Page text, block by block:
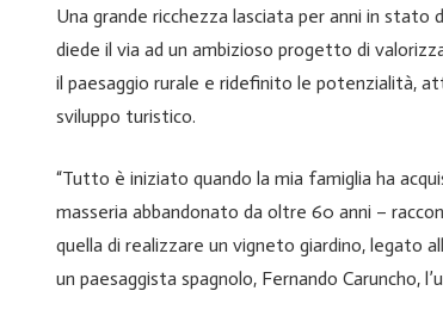
Una grande ricchezza lasciata per anni in
diede il via ad un ambizioso progetto di
il paesaggio rurale e ridefinito le potenzialità,
sviluppo turistico.
“Tutto è iniziato quando la mia famiglia ha
masseria abbandonato da oltre 60 anni –
quella di realizzare un vigneto giardino, legato
un paesaggista spagnolo, Fernando Caruncho,